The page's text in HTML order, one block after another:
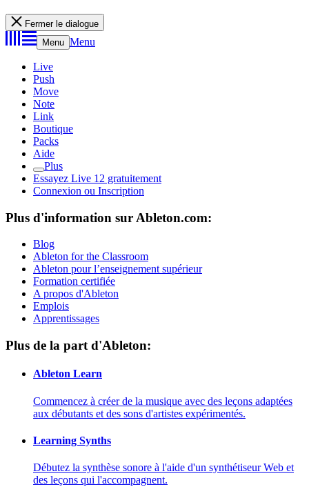
Fermer le dialogue
Menu Menu
Live
Push
Move
Note
Link
Boutique
Packs
Aide
Plus
Essayez Live 12 gratuitement
Connexion ou Inscription
Plus d'information sur Ableton.com:
Blog
Ableton for the Classroom
Ableton pour l’enseignement supérieur
Formation certifiée
A propos d'Ableton
Emplois
Apprentissages
Plus de la part d'Ableton:
Ableton Learn
Commencez à créer de la musique avec des leçons adaptées
aux débutants et des sons d'artistes expérimentés.
Learning Synths
Débutez la synthèse sonore à l'aide d'un synthétiseur Web et
des leçons qui l'accompagnent.